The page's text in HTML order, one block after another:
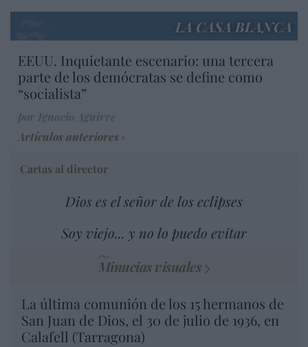
LA CASA BLANCA
EEUU. Inquietante escenario: una tercera
parte de los demócratas se define como
“socialista”
Artículos anteriores
Cartas al director
Dios es el señor de los eclipses
Soy viejo... y no lo puedo evitar
Minucias visuales
La última comunión de los 15 hermanos de
San Juan de Dios, el 30 de julio de 1936, en
Calafell (Tarragona)